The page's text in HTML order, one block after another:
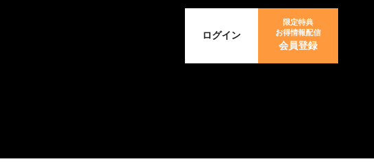
ログイン
限定特典
お得情報配信
会員登録